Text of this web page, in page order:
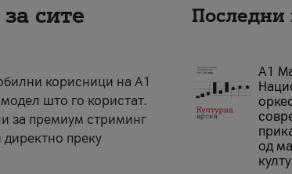
сите
корисници на A1
што го користат.
за премиум стриминг
директно преку
Последни
А1
од